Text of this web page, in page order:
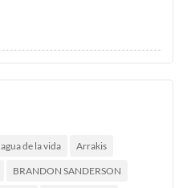
agua de la vida Arrakis
BRANDON SANDERSON